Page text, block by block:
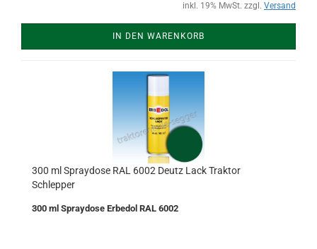
inkl. 19% MwSt. zzgl. Versand
IN DEN WARENKORB
300 ml Spraydose RAL 6002 Deutz Lack Traktor
Schlepper
300 ml Spraydose Erbedol RAL 6002